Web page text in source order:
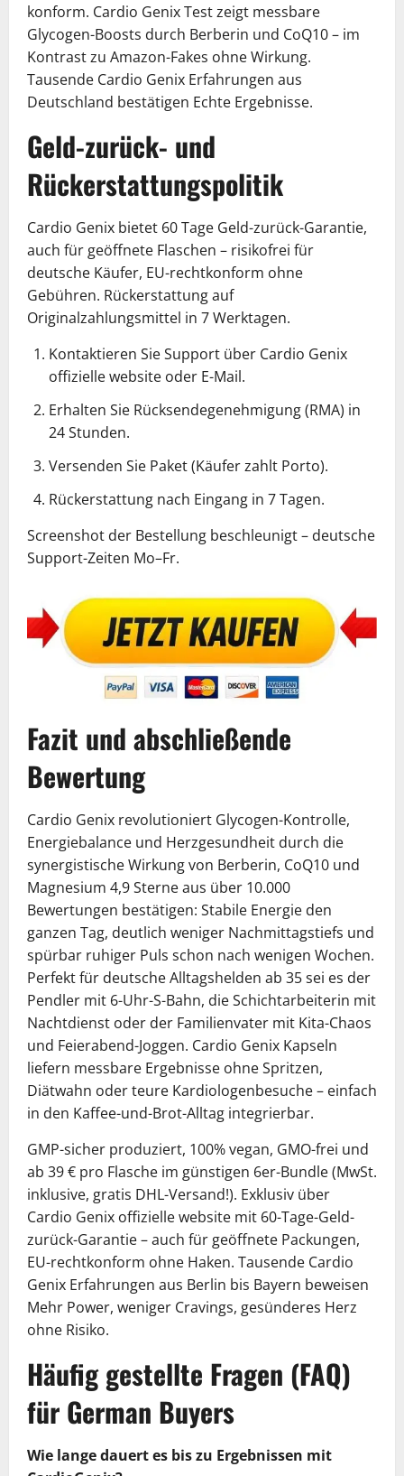
konform. Cardio Genix Test zeigt messbare
Glycogen-Boosts durch Berberin und CoQ10 – im
Kontrast zu Amazon-Fakes ohne Wirkung.
Tausende Cardio Genix Erfahrungen aus
Deutschland bestätigen Echte Ergebnisse.
Geld-zurück- und
Rückerstattungspolitik
Cardio Genix bietet 60 Tage Geld-zurück-Garantie,
auch für geöffnete Flaschen – risikofrei für
deutsche Käufer, EU-rechtkonform ohne
Gebühren. Rückerstattung auf
Originalzahlungsmittel in 7 Werktagen.
Kontaktieren Sie Support über Cardio Genix
offizielle website oder E-Mail.
Erhalten Sie Rücksendegenehmigung (RMA) in
24 Stunden.
Versenden Sie Paket (Käufer zahlt Porto).
Rückerstattung nach Eingang in 7 Tagen.
Screenshot der Bestellung beschleunigt – deutsche
Support-Zeiten Mo–Fr.
Fazit und abschließende
Bewertung
Cardio Genix revolutioniert Glycogen-Kontrolle,
Energiebalance und Herzgesundheit durch die
synergistische Wirkung von Berberin, CoQ10 und
Magnesium 4,9 Sterne aus über 10.000
Bewertungen bestätigen: Stabile Energie den
ganzen Tag, deutlich weniger Nachmittagstiefs und
spürbar ruhiger Puls schon nach wenigen Wochen.
Perfekt für deutsche Alltagshelden ab 35 sei es der
Pendler mit 6-Uhr-S-Bahn, die Schichtarbeiterin mit
Nachtdienst oder der Familienvater mit Kita-Chaos
und Feierabend-Joggen. Cardio Genix Kapseln
liefern messbare Ergebnisse ohne Spritzen,
Diätwahn oder teure Kardiologenbesuche – einfach
in den Kaffee-und-Brot-Alltag integrierbar.
GMP-sicher produziert, 100% vegan, GMO-frei und
ab 39 € pro Flasche im günstigen 6er-Bundle (MwSt.
inklusive, gratis DHL-Versand!). Exklusiv über
Cardio Genix offizielle website mit 60-Tage-Geld-
zurück-Garantie – auch für geöffnete Packungen,
EU-rechtkonform ohne Haken. Tausende Cardio
Genix Erfahrungen aus Berlin bis Bayern beweisen
Mehr Power, weniger Cravings, gesünderes Herz
ohne Risiko.
Häufig gestellte Fragen (FAQ)
für German Buyers
Wie lange dauert es bis zu Ergebnissen mit